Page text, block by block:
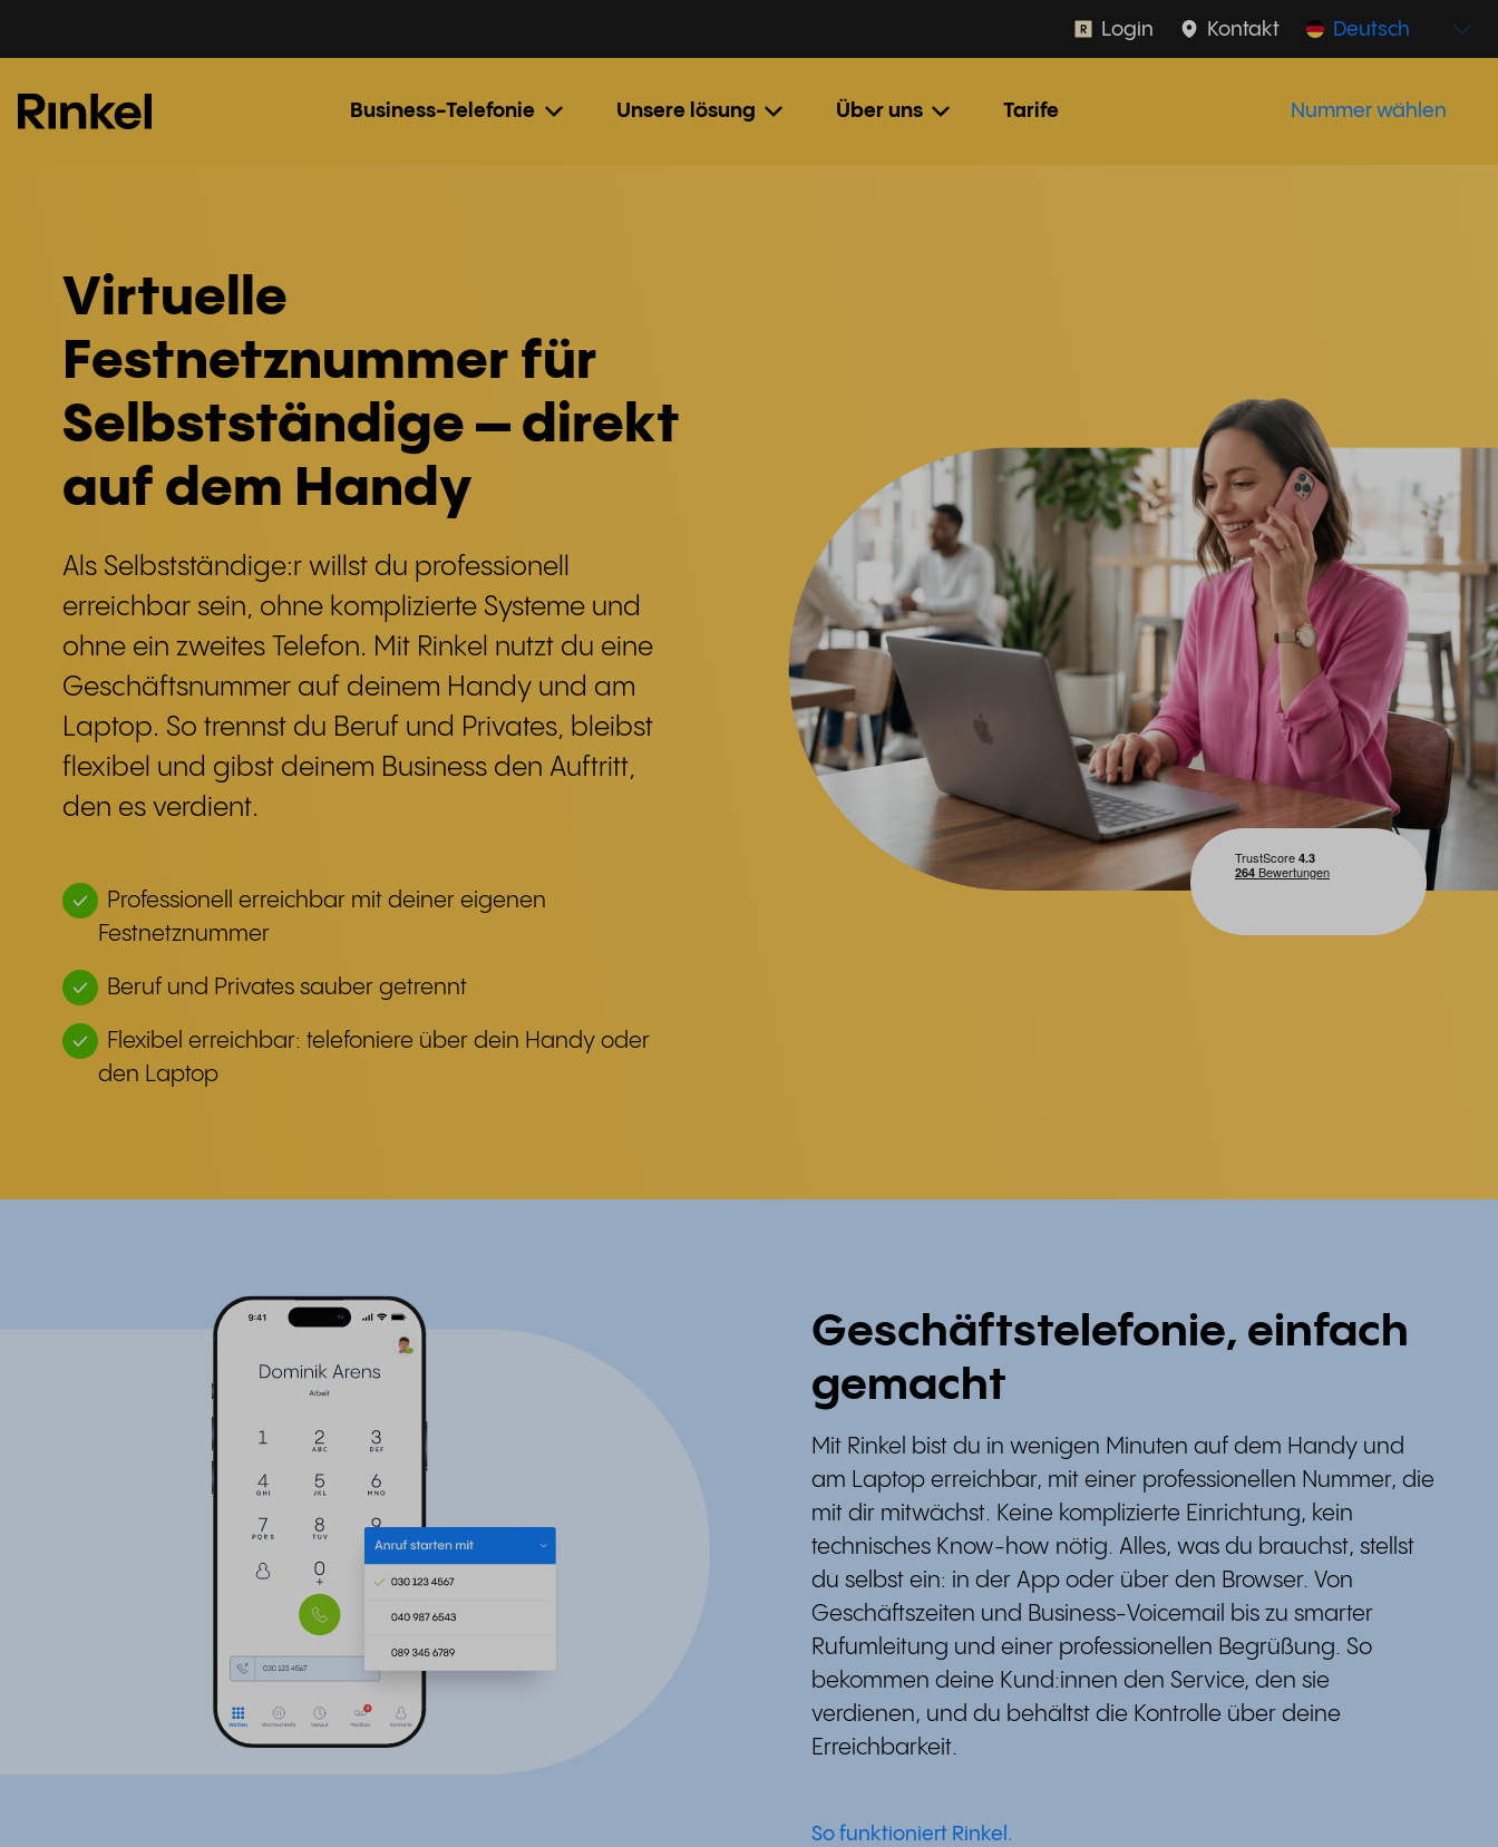
Business-Telefonie Unsere lösung Über uns Tarife
Deutsch
Kontakt
Login
Nummer wählen
Virtuelle
Festnetznummer für
Selbstständige – direkt
auf dem Handy
Als Selbstständige:r willst du professionell
erreichbar sein, ohne komplizierte Systeme und
ohne ein zweites Telefon. Mit Rinkel nutzt du eine
Geschäftsnummer auf deinem Handy und am
Laptop. So trennst du Beruf und Privates, bleibst
flexibel und gibst deinem Business den Auftritt,
den es verdient.
Professionell erreichbar mit deiner eigenen
Festnetznummer
Beruf und Privates sauber getrennt
Flexibel erreichbar: telefoniere über dein Handy oder
den Laptop
Geschäftstelefonie, einfach
gemacht
Mit Rinkel bist du in wenigen Minuten auf dem Handy und
am Laptop erreichbar, mit einer professionellen Nummer, die
mit dir mitwächst. Keine komplizierte Einrichtung, kein
technisches Know-how nötig. Alles, was du brauchst, stellst
du selbst ein: in der App oder über den Browser. Von
Geschäftszeiten und Business-Voicemail bis zu smarter
Rufumleitung und einer professionellen Begrüßung. So
bekommen deine Kund:innen den Service, den sie
verdienen, und du behältst die Kontrolle über deine
Erreichbarkeit.
So funktioniert Rinkel.